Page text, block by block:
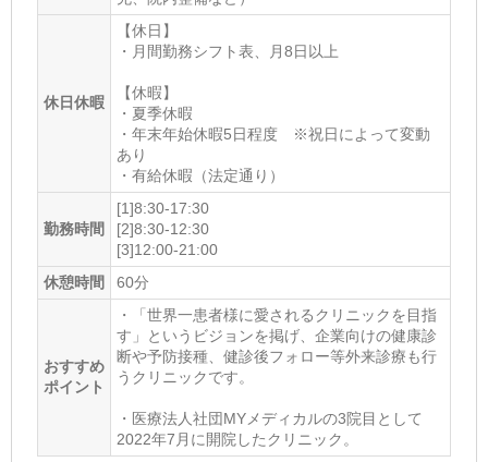
休日休暇
【休日】
・月間勤務シフト表、月8日以上
【休暇】
・夏季休暇
・年末年始休暇5日程度 ※祝日によって変動
あり
・有給休暇（法定通り）
勤務時間
[1]8:30-17:30
[2]8:30-12:30
[3]12:00-21:00
休憩時間
60分
おすすめ
ポイント
・「世界一患者様に愛されるクリニックを目指
す」というビジョンを掲げ、企業向けの健康診
断や予防接種、健診後フォロー等外来診療も行
うクリニックです。
・医療法人社団MYメディカルの3院目として
2022年7月に開院したクリニック。